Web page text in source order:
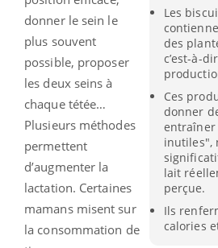
Les
des
c’est-à-
Ces
donner
entraîner
inutiles",
lait
perçue.
Ils
calories
donner le sein le
plus souvent
possible, proposer
les deux seins à
chaque tétée…
Plusieurs méthodes
permettent
d’augmenter la
lactation. Certaines
mamans misent sur
la consommation de